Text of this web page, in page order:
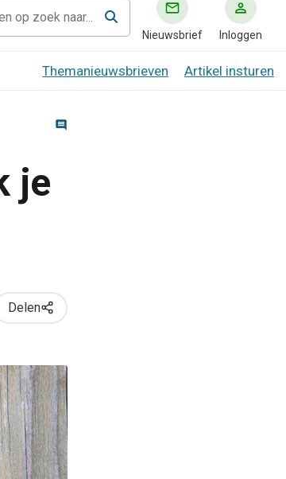
Nieuwsbrief Inloggen
Themanieuwsbrieven Artikel insturen
je
Delen